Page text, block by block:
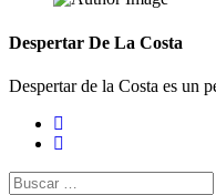
Despertar De La Costa
Despertar de la Costa es un
Buscar: